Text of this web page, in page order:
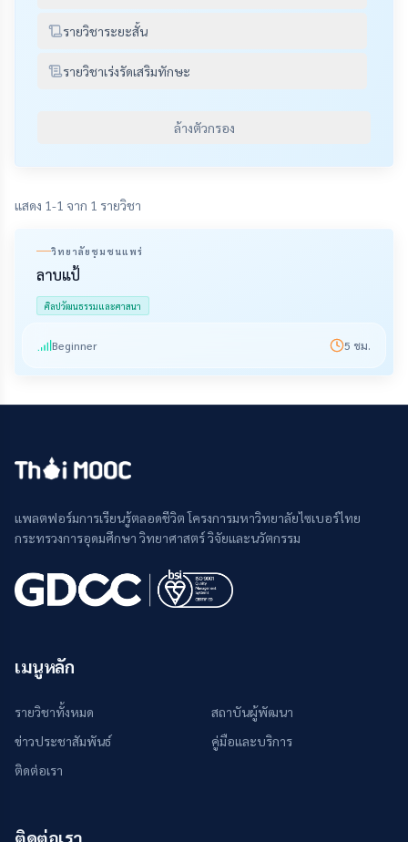
รายวิชาระยะสั้น
รายวิชาเร่งรัดเสริมทักษะ
ล้างตัวกรอง
แสดง 1-1 จาก 1 รายวิชา
วิทยาลัยชุมชนแพร่
ลาบแป้
ศิลปวัฒนธรรมและศาสนา
Beginner 5 ชม.
แพลตฟอร์มการเรียนรู้ตลอดชีวิต โครงการมหาวิทยาลัยไซเบอร์ไทย
กระทรวงการอุดมศึกษา วิทยาศาสตร์ วิจัยและนวัตกรรม
เมนูหลัก
รายวิชาทั้งหมด
สถาบันผู้พัฒนา
ข่าวประชาสัมพันธ์
คู่มือและบริการ
ติดต่อเรา
ติดต่อเรา